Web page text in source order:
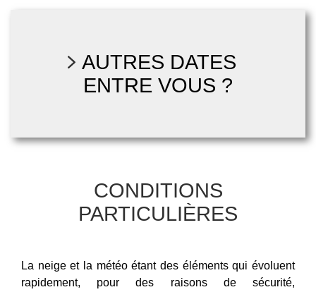
AUTRES DATES
ENTRE VOUS ?
CONDITIONS
PARTICULIÈRES
La neige et la météo étant des éléments qui évoluent
rapidement, pour des raisons de sécurité,